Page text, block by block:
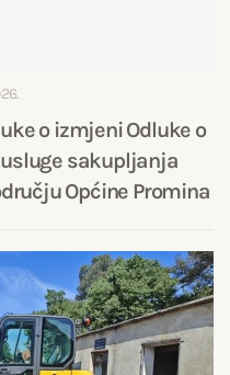
o izmjeni Odluke o
sakupljanja
Općine Promina